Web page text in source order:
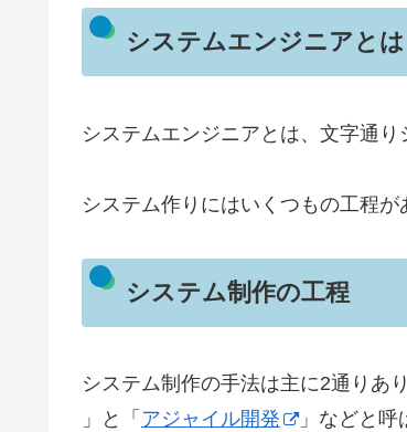
システムエンジニアとは
システムエンジニアとは、文字通り
システム作りにはいくつもの工程
システム制作の工程
システム制作の手法は主に2通りあり
」と「 アジャイル開発 」などと呼